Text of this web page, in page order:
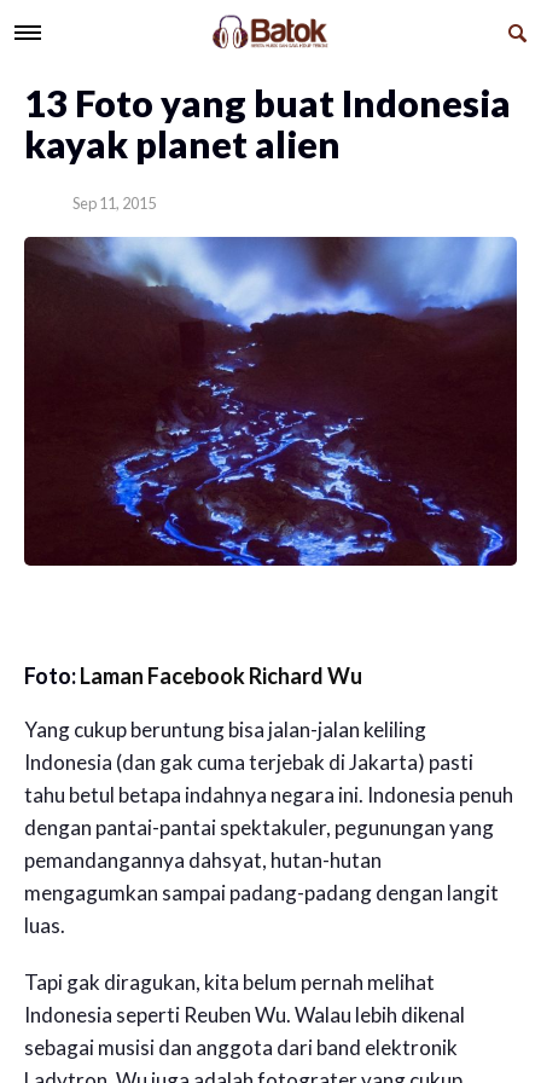
13 Foto yang buat Indonesia
kayak planet alien
Sep 11, 2015
Foto:Laman Facebook Richard Wu
Yang cukup beruntung bisa jalan-jalan keliling
Indonesia (dan gak cuma terjebak di Jakarta) pasti
tahu betul betapa indahnya negara ini. Indonesia penuh
dengan pantai-pantai spektakuler, pegunungan yang
pemandangannya dahsyat, hutan-hutan
mengagumkan sampai padang-padang dengan langit
luas.
Tapi gak diragukan, kita belum pernah melihat
Indonesia seperti Reuben Wu. Walau lebih dikenal
sebagai musisi dan anggota dari band elektronik